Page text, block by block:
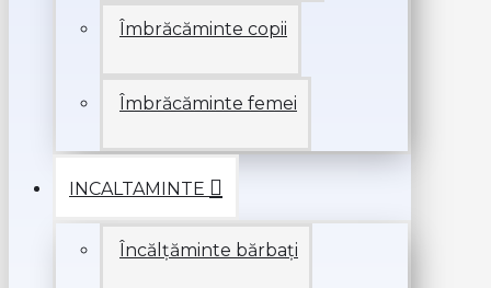
Îmbrăcăminte copii
Îmbrăcăminte femei
INCALTAMINTE
Încălțăminte bărbați